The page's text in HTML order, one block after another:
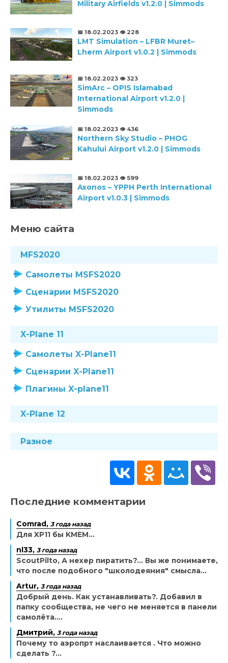
Military Airfields v1.2.0 | Simmods
📅 18.02.2023 👁️ 228
LMT Simulation – LFBR Muret–
Lherm Airport v1.0.2 | Simmods
📅 18.02.2023 👁️ 323
SimArc – OPIS Islamabad
International Airport v1.2.0 |
Simmods
📅 18.02.2023 👁️ 436
Northern Sky Studio – PHOG
Kahului Airport v1.2.0 | Simmods
📅 18.02.2023 👁️ 599
Axonos – YPPH Perth International
Airport v1.0.3 | Simmods
Меню сайта
MFS2020
Самолеты MSFS2020
Сценарии MSFS2020
Утилиты MSFS2020
X-Plane 11
Самолеты X-Plane11
Сценарии X-Plane11
Плагины X-plane11
X-Plane 12
Разное
Последние комментарии
Comrad, 3 года назад
Для XP11 бы KMEM...
nl33, 3 года назад
ScoutPilto, А нехер пиратить?... Вы же понимаете,
что после подобного "школодеяния" смысла...
Artur, 3 года назад
Добрый день. Как устанавливать?. Добавил в
папку сообщества, не чего не меняется в панели
самолёта....
Дмитрий, 3 года назад
Почему то аэропрт наслаивается . Что можно
сделать ?...